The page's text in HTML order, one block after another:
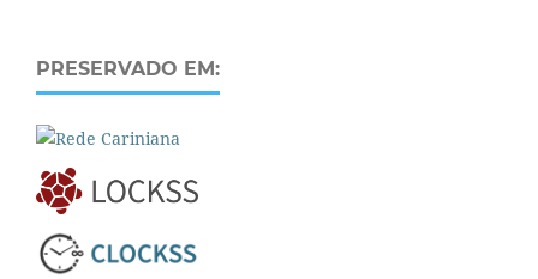
PRESERVADO EM: